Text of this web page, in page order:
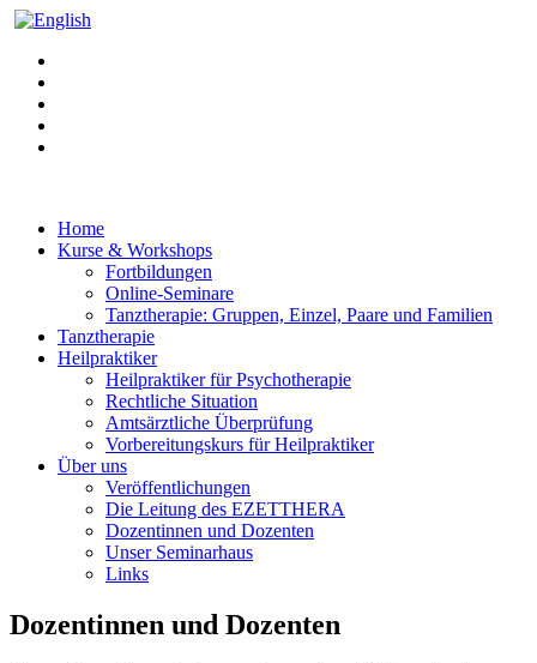
Home
Kurse & Workshops
Fortbildungen
Online-Seminare
Tanztherapie: Gruppen, Einzel, Paare und Familien
Tanztherapie
Heilpraktiker
Heilpraktiker für Psychotherapie
Rechtliche Situation
Amtsärztliche Überprüfung
Vorbereitungskurs für Heilpraktiker
Über uns
Veröffentlichungen
Die Leitung des EZETTHERA
Dozentinnen und Dozenten
Unser Seminarhaus
Links
Dozentinnen und Dozenten